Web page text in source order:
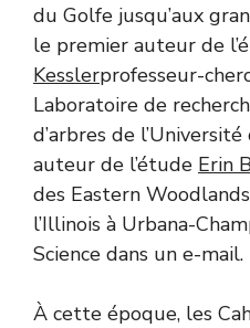
du Golfe jusqu’aux
le premier auteur de
Kesslerprofesseur-
Laboratoire de
d’arbres de
auteur de l’étude Erin
des Eastern
l’Illinois à Urbana-
Science dans un e-mail.
À cette époque, les